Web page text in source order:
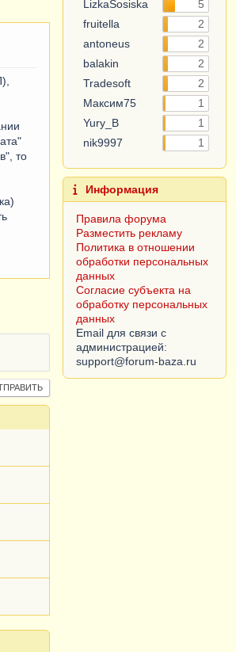
то
LizkaSosiska
5
fruitella
2
antoneus
2
balakin
2
Tradesoft
2
Максим75
1
Yury_B
1
Информация
Правила форума
Разместить рекламу
Политика в отношении
обработки персональных
данных
Согласие субъекта на
обработку персональных
данных
Email для связи с
администрацией: